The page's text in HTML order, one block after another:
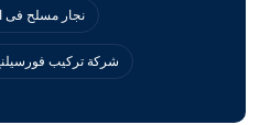
نجار مسلح فى
‏شركة تركيب